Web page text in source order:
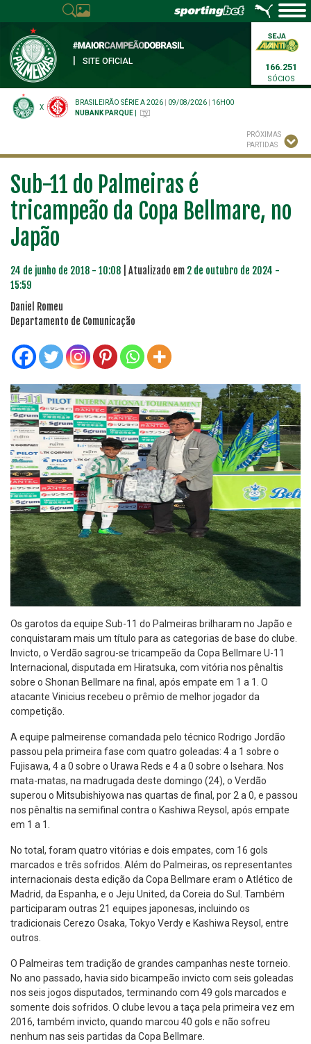
SITE OFICIAL
166.251
SÓCIOS
X
BRASILEIRÃO SÉRIE A 2026 09/08/2026
16H00
NUBANK PARQUE
PRÓXIMAS
PARTIDAS
Sub-11 do Palmeiras é
tricampeão da Copa Bellmare, no
Japão
24 de junho de 2018 - 10:08 | Atualizado em 2 de outubro de 2024 -
15:59
Daniel Romeu
Departamento de Comunicação
Os garotos da equipe Sub-11 do Palmeiras brilharam no Japão e
conquistaram mais um título para as categorias de base do clube.
Invicto, o Verdão sagrou-se tricampeão da Copa Bellmare U-11
Internacional, disputada em Hiratsuka, com vitória nos pênaltis
sobre o Shonan Bellmare na final, após empate em 1 a 1. O
atacante Vinicius recebeu o prêmio de melhor jogador da
competição.
A equipe palmeirense comandada pelo técnico Rodrigo Jordão
passou pela primeira fase com quatro goleadas: 4 a 1 sobre o
Fujisawa, 4 a 0 sobre o Urawa Reds e 4 a 0 sobre o Isehara. Nos
mata-matas, na madrugada deste domingo (24), o Verdão
superou o Mitsubishiyowa nas quartas de final, por 2 a 0, e passou
nos pênaltis na semifinal contra o Kashiwa Reysol, após empate
em 1 a 1.
No total, foram quatro vitórias e dois empates, com 16 gols
marcados e três sofridos. Além do Palmeiras, os representantes
internacionais desta edição da Copa Bellmare eram o Atlético de
Madrid, da Espanha, e o Jeju United, da Coreia do Sul. Também
participaram outras 21 equipes japonesas, incluindo os
tradicionais Cerezo Osaka, Tokyo Verdy e Kashiwa Reysol, entre
outros.
O Palmeiras tem tradição de grandes campanhas neste torneio.
No ano passado, havia sido bicampeão invicto com seis goleadas
nos seis jogos disputados, terminando com 49 gols marcados e
somente dois sofridos. O clube levou a taça pela primeira vez em
2016, também invicto, quando marcou 40 gols e não sofreu
nenhum nas seis partidas da Copa Bellmare.